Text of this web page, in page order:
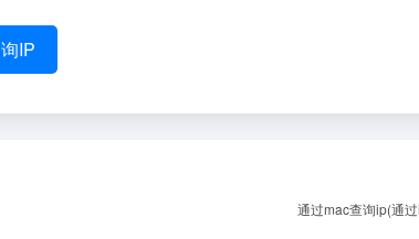
IP
通过mac查询ip(通